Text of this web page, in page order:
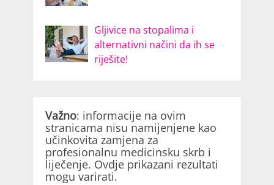
Gljivice na stopalima i
alternativni načini da ih se
riješite!
Važno: informacije na ovim
stranicama nisu namijenjene kao
učinkovita zamjena za
profesionalnu medicinsku skrb i
liječenje. Ovdje prikazani rezultati
mogu varirati.